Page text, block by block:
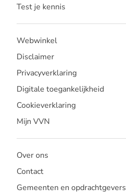
Test je kennis
Webwinkel
Disclaimer
Privacyverklaring
Digitale toegankelijkheid
Cookieverklaring
Mijn VVN
Over ons
Contact
Gemeenten en opdrachtgevers